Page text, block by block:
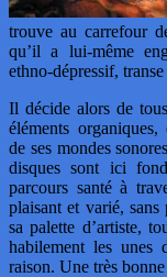
trouve au carrefour
qu’il a lui-même
ethno-dépressif,
Il décide alors de
éléments
de ses mondes
disques sont ici
parcours santé à
plaisant et varié, sans
sa palette d’artiste,
habilement les unes
raison. Une très